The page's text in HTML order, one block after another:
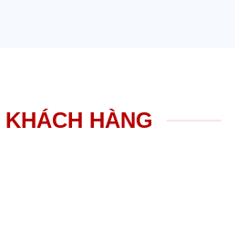
HÀNG